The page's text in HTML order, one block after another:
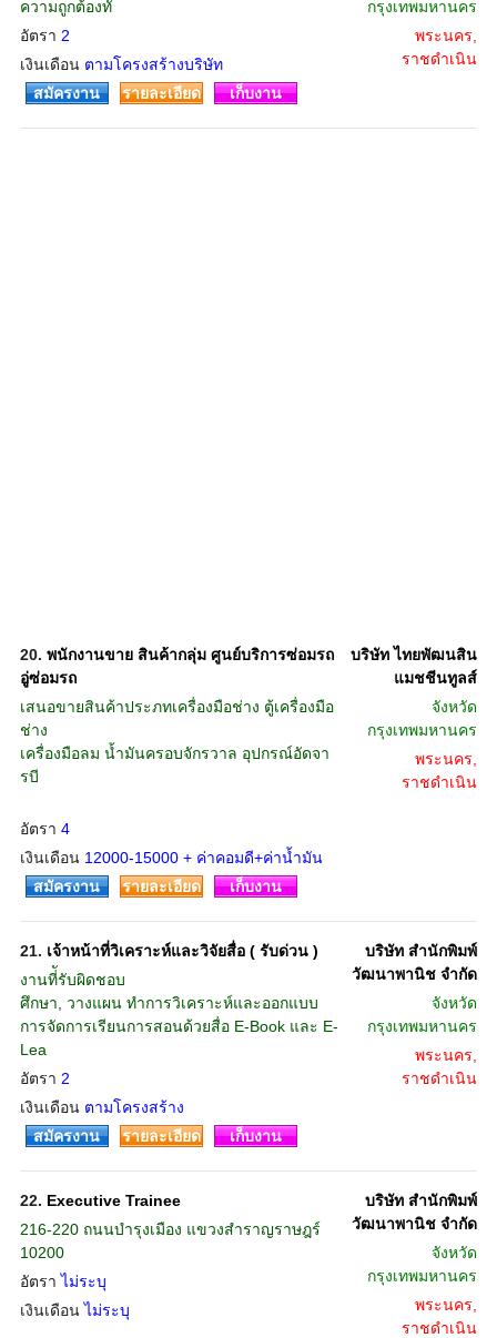
ความถูกต้องทั
อัตรา 2
เงินเดือน ตามโครงสร้างบริษัท
กรุงเทพมหานคร
พระนคร,
ราชดำเนิน
สมัครงาน
รายละเอียด เก็บงาน
20. พนักงานขาย สินค้ากลุ่ม ศูนย์บริการซ่อมรถ
อู่ซ่อมรถ
เสนอขายสินค้าประภทเครื่องมือช่าง ตู้เครื่องมือ
ช่าง
เครื่องมือลม น้ำมันครอบจักรวาล อุปกรณ์อัดจา
รบี
อัตรา 4
เงินเดือน 12000-15000 + ค่าคอมดี+ค่าน้ำมัน
บริษัท ไทยพัฒนสิน
แมชชีนทูลส์
จังหวัด
กรุงเทพมหานคร
พระนคร,
ราชดำเนิน
สมัครงาน รายละเอียด เก็บงาน
21. เจ้าหน้าที่วิเคราะห์และวิจัยสื่อ ( รับด่วน )
งานที่ัรับผิดชอบ
ศึกษา, วางแผน ทำการวิเคราะห์และออกแบบ
การจัดการเรียนการสอนด้วยสื่อ E-Book และ E-
Lea
อัตรา 2
เงินเดือน ตามโครงสร้าง
บริษัท สำนักพิมพ์
วัฒนาพานิช จำกัด
จังหวัด
กรุงเทพมหานคร
พระนคร,
ราชดำเนิน
สมัครงาน รายละเอียด เก็บงาน
22. Executive Trainee
216-220 ถนนบำรุงเมือง แขวงสำราญราษฎร์
10200
อัตราไม่ระบุ
เงินเดือนไม่ระบุ
บริษัท สำนักพิมพ์
วัฒนาพานิช จำกัด
จังหวัด
กรุงเทพมหานคร
พระนคร,
ราชดำเนิน